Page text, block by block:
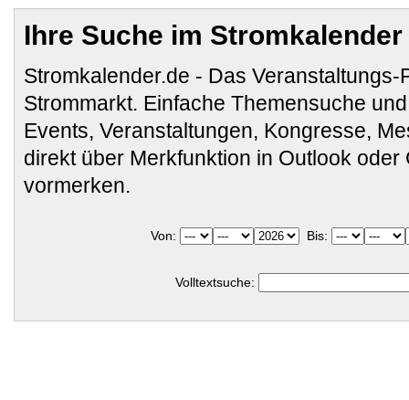
Ihre Suche im Stromkalender
Stromkalender.de - Das Veranstaltungs-
Strommarkt. Einfache Themensuche
Events, Veranstaltungen, Kongresse,
direkt über Merkfunktion in Outlook oder
vormerken.
Von: Bis:
Volltextsuche: